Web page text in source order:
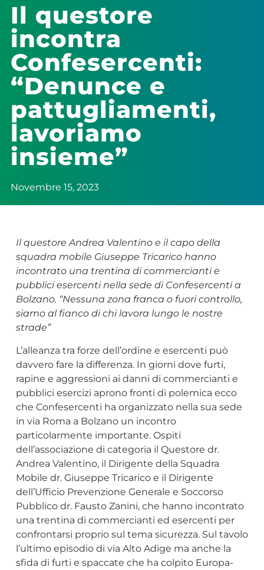
Il questore
incontra
Confesercenti:
“Denunce e
pattugliamenti,
lavoriamo
insieme”
Novembre 15, 2023
Il questore Andrea Valentino e il capo della
squadra mobile Giuseppe Tricarico hanno
incontrato una trentina di commercianti e
pubblici esercenti nella sede di Confesercenti a
Bolzano. “Nessuna zona franca o fuori controllo,
siamo al fianco di chi lavora lungo le nostre
strade”
L’alleanza tra forze dell’ordine e esercenti può
davvero fare la differenza. In giorni dove furti,
rapine e aggressioni ai danni di commercianti e
pubblici esercizi aprono fronti di polemica ecco
che Confesercenti ha organizzato nella sua sede
in via Roma a Bolzano un incontro
particolarmente importante. Ospiti
dell’associazione di categoria il Questore dr.
Andrea Valentino, il Dirigente della Squadra
Mobile dr. Giuseppe Tricarico e il Dirigente
dell’Ufficio Prevenzione Generale e Soccorso
Pubblico dr. Fausto Zanini, che hanno incontrato
una trentina di commercianti ed esercenti per
confrontarsi proprio sul tema sicurezza. Sul tavolo
l’ultimo episodio di via Alto Adige ma anche la
sfida di furti e spaccate che ha colpito Europa-